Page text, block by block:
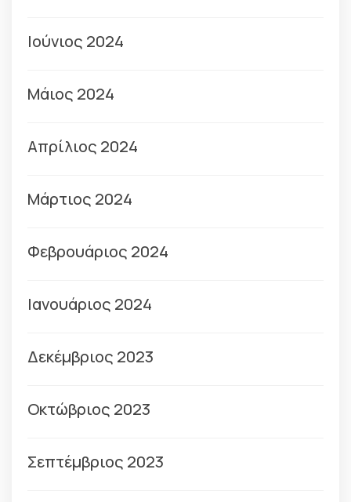
Ιούνιος 2024
Μάιος 2024
Απρίλιος 2024
Μάρτιος 2024
Φεβρουάριος 2024
Ιανουάριος 2024
Δεκέμβριος 2023
Οκτώβριος 2023
Σεπτέμβριος 2023